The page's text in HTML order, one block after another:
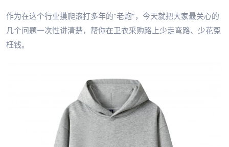
作为在这个行业摸爬滚打多年的“老炮”，今天就把大家最关心的
几个问题一次性讲清楚，帮你在卫衣采购路上少走弯路、少花冤
枉钱。